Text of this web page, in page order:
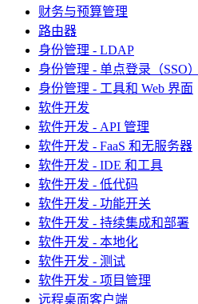
财务与预算管理
路由器
身份管理 - LDAP
身份管理 - 单点登录（SSO）
身份管理 - 工具和 Web 界面
软件开发
软件开发 - API 管理
软件开发 - FaaS 和无服务器
软件开发 - IDE 和工具
软件开发 - 低代码
软件开发 - 功能开关
软件开发 - 持续集成和部署
软件开发 - 本地化
软件开发 - 测试
软件开发 - 项目管理
远程桌面客户端